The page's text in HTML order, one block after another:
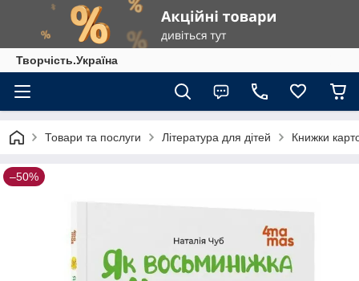
Творчість.Україна
Товари та послуги Література для дітей Книжки
–50%